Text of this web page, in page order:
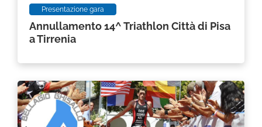
Annullamento 14^ Triathlon Città di Pisa
a Tirrenia
Presentazione gara